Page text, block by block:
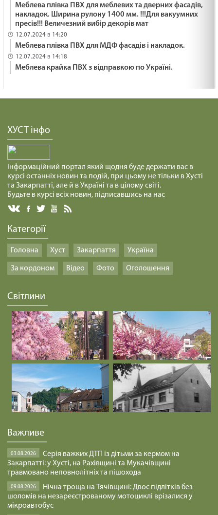
Він Наш Мир
29.01.2025
ПІДПІЛЬНЕ БЛАГОСЛОВІННЯ /1474/ Майтеся
файно
СПРАВЖНІЙ МИР /1473/ Майтеся файно
ПОБУТИ В ТИШІ /1471/ Майтеся файно
29.01.2025
29.01.2025
Посвятити себе і все, що я маю.
29.01.2025
ПЕРЕБУВАТИ В ДОБРІ /1468/ Майтеся файно
29.01.2025
БУДЬМО УВАЖНІ /1466/ Майтеся файно
29.01.2025
Меблева плівка ПВХ для меблевих та дверних фасадів,
накладок. Ширина рулону 1400 мм. !!!Для вакуумних
пресів!!! Величезний вибір декорів мат
12.07.2024 в 14:20
Меблева плівка ПВХ для МДФ фасадів і накладок.
12.07.2024 в 14:18
Меблева крайка ПВХ з відправкою по Україні.
ХУСТ інфо
Інформаційний портал який щодня буде держати вас в
курсі останніх новин та подій, при цьому не тільки в Хусті
та Закарпатті, але й в Україні та в цілому світі.
Будьте в курсі всіх новин, підписавшись на нас
Категорії
Головна Хуст Закарпаття Україна
За кордоном Відео Фото Оголошення
Світлини
Важливе
03.08.2026
Серія важких ДТП із дітьми за кермом на
Закарпатті: у Хусті, на Рахівщині та Мукачівщині
травмовано неповнолітніх та пішохода
09.08.2026
Нічна троща на Тячівщині: Двоє підлітків без
шоломів на незареєстрованому мотоциклі врізалися у
мікроавтобус